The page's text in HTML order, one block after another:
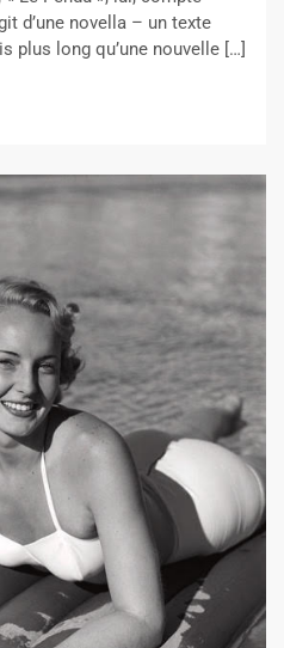
d’une novella – un texte
plus long qu’une nouvelle […]